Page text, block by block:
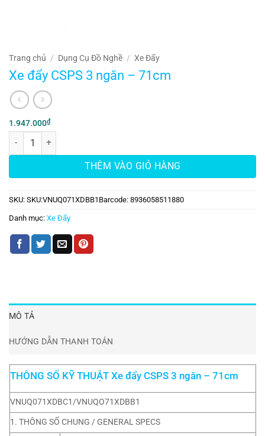
Trang chủ / Dụng Cụ Đồ Nghề / Xe Đẩy
Xe đẩy CSPS 3 ngăn – 71cm
1.947.000₫
Xe đẩy CSPS 3 ngăn - 71cm số lượng
THÊM VÀO GIỎ HÀNG
SKU: SKU:VNUQ071XDBB1ㅤBarcode: 8936058511880
Danh mục: Xe Đẩy
MÔ TẢ
HƯỚNG DẪN THANH TOÁN
THÔNG SỐ KỸ THUẬT Xe đẩy CSPS 3 ngăn – 71cm
VNUQ071XDBC1/VNUQO71XDBB1
1. THÔNG SỐ CHUNG / GENERAL SPECS